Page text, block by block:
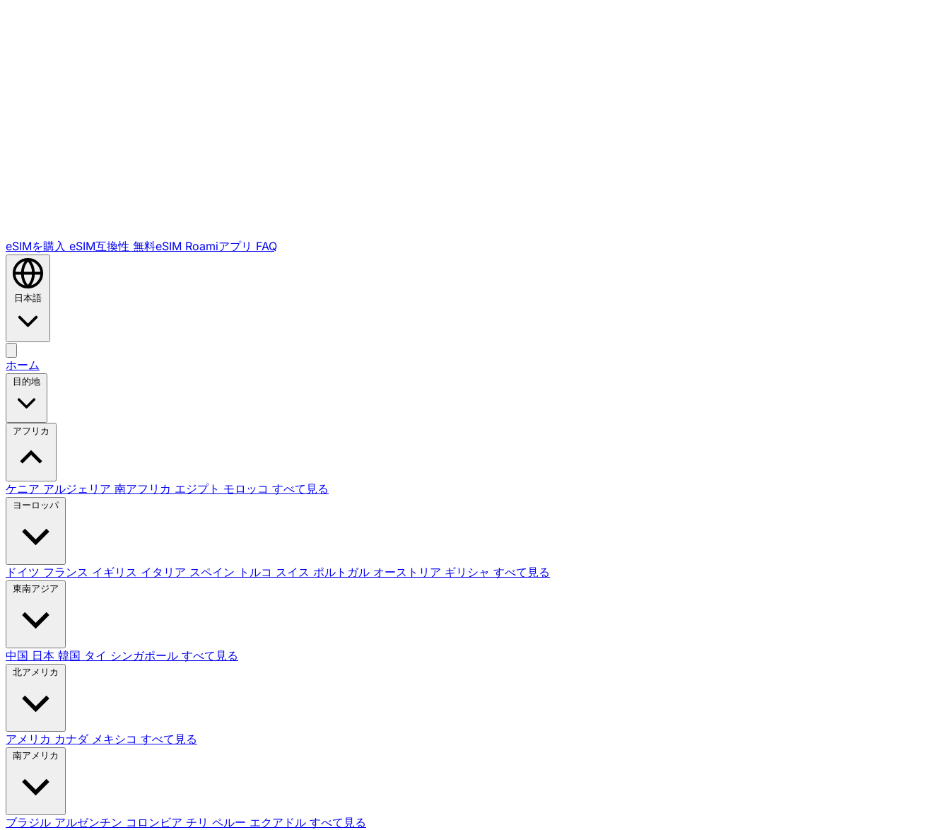
eSIMを購入 eSIM互換性 無料eSIM Roamiアプリ FAQ
日本語
ホーム
目的地
アフリカ
ケニア アルジェリア 南アフリカ エジプト モロッコ すべて見る
ヨーロッパ
ドイツ フランス イギリス イタリア スペイン トルコ スイス ポルトガル オーストリア ギリシャ すべて見る
東南アジア
中国 日本 韓国 タイ シンガポール すべて見る
北アメリカ
アメリカ カナダ メキシコ すべて見る
南アメリカ
ブラジル アルゼンチン コロンビア チリ ペルー エクアドル すべて見る